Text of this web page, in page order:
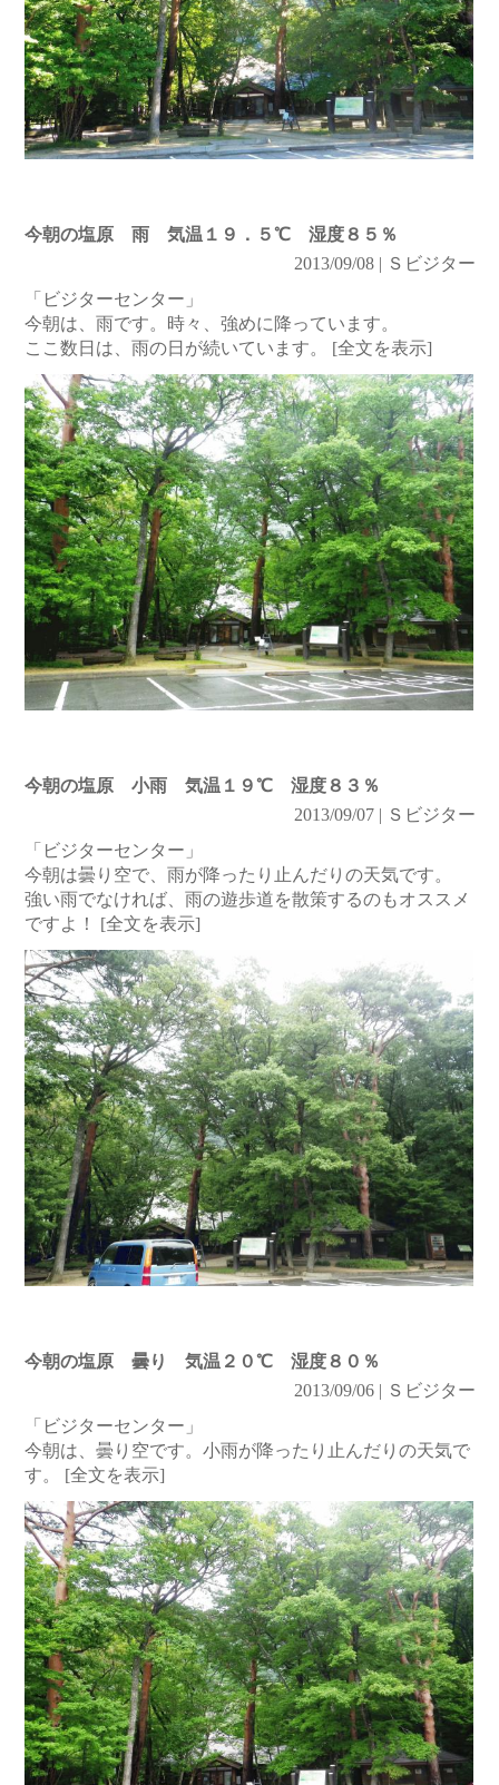
今朝の塩原 雨 気温１９．５℃ 湿度８５％
2013/09/08 | Ｓビジター
「ビジターセンター」
今朝は、雨です。時々、強めに降っています。
ここ数日は、雨の日が続いています。 [全文を表示]
今朝の塩原 小雨 気温１９℃ 湿度８３％
2013/09/07 | Ｓビジター
「ビジターセンター」
今朝は曇り空で、雨が降ったり止んだりの天気です。
強い雨でなければ、雨の遊歩道を散策するのもオススメ
ですよ！ [全文を表示]
今朝の塩原 曇り 気温２０℃ 湿度８０％
2013/09/06 | Ｓビジター
「ビジターセンター」
今朝は、曇り空です。小雨が降ったり止んだりの天気で
す。 [全文を表示]